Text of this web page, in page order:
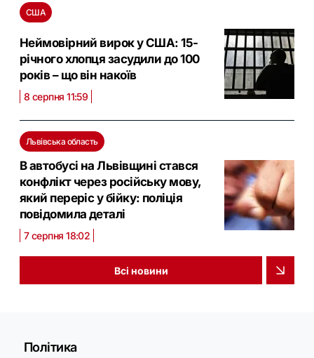
США
Неймовірний вирок у США: 15-
річного хлопця засудили до 100
років – що він накоїв
8 серпня 11:59
Львівська область
В автобусі на Львівщині стався
конфлікт через російську мову,
який переріс у бійку: поліція
повідомила деталі
7 серпня 18:02
Всі новини
Політика